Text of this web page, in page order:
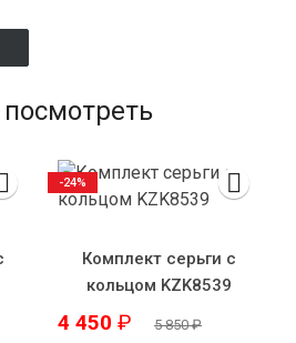
Комплект серьги с
кольцом KZK8539
4 450 ₽ 5 850₽
-24%